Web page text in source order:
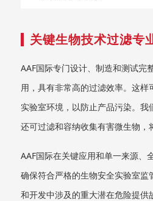
关键生物技术过滤专
AAF国际专门设计、制造和测试完
用，具有非常高的过滤效率。这样
实验室环境，以防止产品污染。
还可过滤和容纳收集有害微生物，
AAF国际在关键应用和单一来源、
确保符合严格的生物安全实验室监
和开发中涉及的重大潜在危险提供